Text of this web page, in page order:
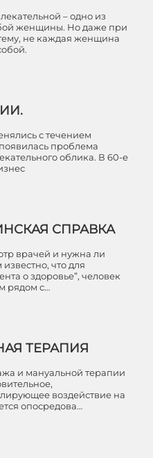
– одно из
женщины. Но даже при
не каждая женщина
с течением
проблема
облика. В 60-е
СПРАВКА
врачей и нужна ли
что для
о здоровье”, человек
рядом с…
ТЕРАПИЯ
и мануальной терапии
воздействие на
опосредова…